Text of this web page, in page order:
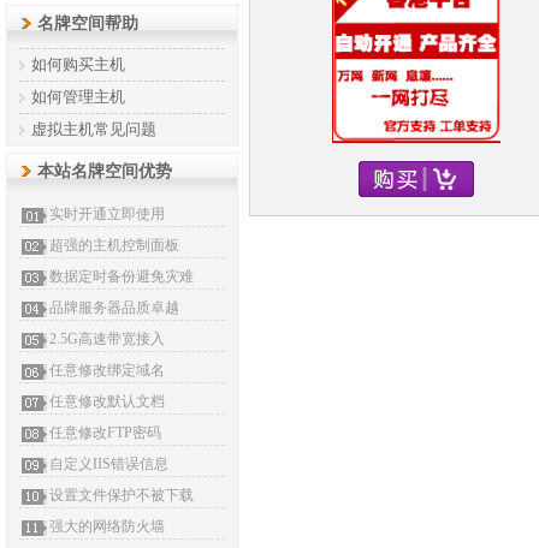
名牌空间帮助
如何购买主机
如何管理主机
虚拟主机常见问题
本站名牌空间优势
实时开通立即使用
超强的主机控制面板
数据定时备份避免灾难
品牌服务器品质卓越
2.5G高速带宽接入
任意修改绑定域名
任意修改默认文档
任意修改FTP密码
自定义IIS错误信息
设置文件保护不被下载
强大的网络防火墙